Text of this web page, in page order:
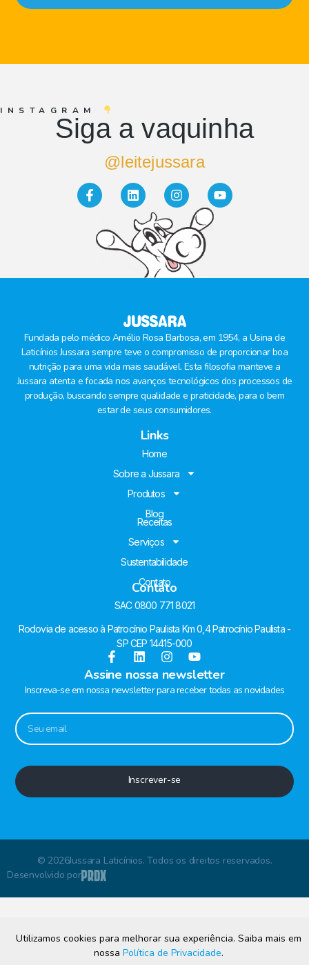
INSTAGRAM
Siga a vaquinha
@leitejussara
Fundada pelo médico Amélio Rosa Barbosa, em 1954, a Usina de
Laticínios Jussara sempre teve o compromisso de proporcionar boa
nutrição para uma vida mais saudável. Esta filosofia manteve a
Jussara atenta e focada nos avanços tecnológicos dos processos de
produção, buscando sempre qualidade e praticidade, para o bem
estar de seus consumidores.
Links
Home
Sobre a Jussara
Produtos
Blog
Receitas
Serviços
Sustentabilidade
Contato
Contato
SAC 0800 771 8021
Rodovia de acesso à Patrocínio Paulista Km 0,4 Patrocínio Paulista -
SP CEP 14415-000
Assine nossa newsletter
Inscreva-se em nossa newsletter para receber todas as novidades
Inscrever-se
© 2026Jussara Laticínios. Todos os direitos reservados.
Desenvolvido por
Utilizamos cookies para melhorar sua experiência. Saiba mais em
nossa Política de Privacidade.